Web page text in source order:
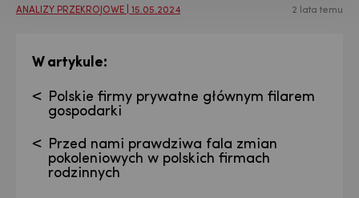
Analizy makroekonomiczne -
ANALIZY PRZEKROJOWE | 15.05.2024 2 lata temu
W artykule:
Polskie firmy prywatne głównym filarem
gospodarki
Przed nami prawdziwa fala zmian
pokoleniowych w polskich firmach
rodzinnych